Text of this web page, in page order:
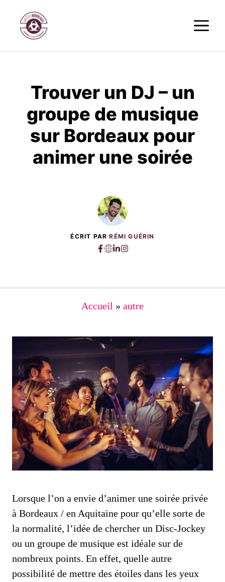
contenu
Trouver un DJ – un
groupe de musique
sur Bordeaux pour
animer une soirée
ÉCRIT PARRÉMI GUÉRIN
Accueil » autre
Lorsque l’on a envie d’animer une soirée privée
à Bordeaux / en Aquitaine pour qu’elle sorte de
la normalité, l’idée de chercher un Disc-Jockey
ou un groupe de musique est idéale sur de
nombreux points. En effet, quelle autre
possibilité de mettre des étoiles dans les yeux